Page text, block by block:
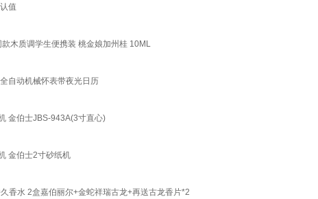
值
木质调学生便携装 桃金娘加州桂 10ML
自动机械怀表带夜光日历
金伯士JBS-943A(3寸直心)
金伯士2寸砂纸机
香水 2盒嘉伯丽尔+金蛇祥瑞古龙+再送古龙香片*2